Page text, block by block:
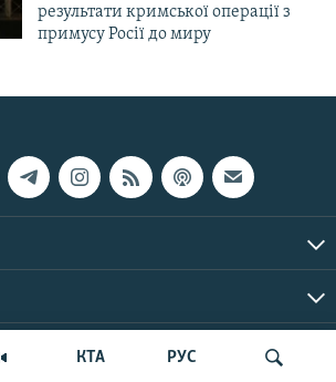
КТА РУС
результати кримської операції з
примусу Росії до миру
© Крим.Реалії, 2026 | Усі права застережено.